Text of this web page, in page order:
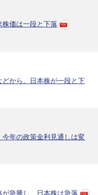
価は一段と下落
から、日本株が一段と下
年の政策金利見通しは変
急騰し、日本株は急落